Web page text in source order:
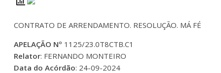
CONTRATO DE ARRENDAMENTO. RESOLUÇÃO. MÁ FÉ
APELAÇÃO Nº 1125/23.0T8CTB.C1
Relator: FERNANDO MONTEIRO
Data do Acórdão: 24-09-2024